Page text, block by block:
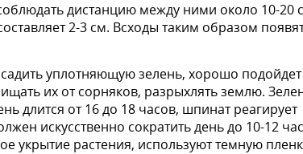
дистанцию между ними около 10-20
2-3 см. Всходы таким образом
уплотняющую зелень, хорошо подойдет
их от сорняков, разрыхлять землю.
длится от 16 до 18 часов, шпинат реагирует
искусственно сократить день до 10-12
укрытие растения, используют темную